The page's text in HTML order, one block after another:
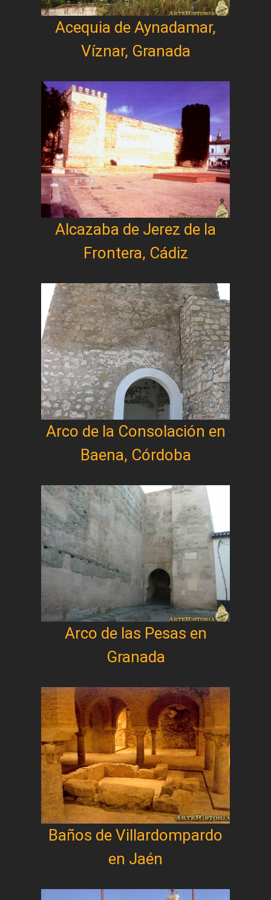
Acequia de Aynadamar,
Víznar, Granada
Alcazaba de Jerez de la
Frontera, Cádiz
Arco de la Consolación en
Baena, Córdoba
Arco de las Pesas en
Granada
Baños de Villardompardo
en Jaén